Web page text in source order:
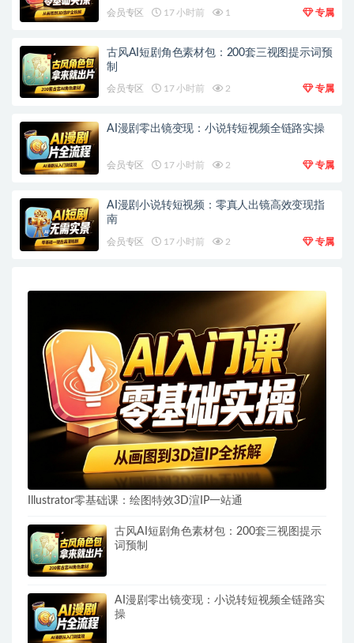
会员专区 17 小时前 1 专属
古风AI短剧角色素材包：200套三视图提示词预
制
会员专区 17 小时前 2 专属
AI漫剧零出镜变现：小说转短视频全链路实操
会员专区 17 小时前 2 专属
AI漫剧小说转短视频：零真人出镜高效变现指
南
会员专区 17 小时前 2 专属
Illustrator零基础课：绘图特效3D渲IP一站通
古风AI短剧角色素材包：200套三视图提示
词预制
AI漫剧零出镜变现：小说转短视频全链路实
操